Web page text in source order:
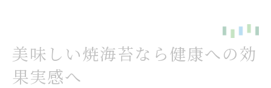
美味しい焼海苔なら健康への効
果実感へ